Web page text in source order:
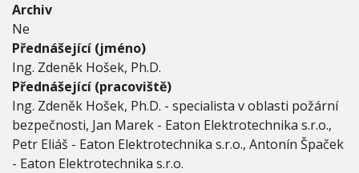
e
h
l
i
v
á
F
V
E
Archiv
Ne
Přednášející (jméno)
Ing. Zdeněk Hošek, Ph.D.
Přednášející (pracoviště)
Ing. Zdeněk Hošek, Ph.D. - specialista v oblasti požární
bezpečnosti, Jan Marek - Eaton Elektrotechnika s.r.o.,
Petr Eliáš - Eaton Elektrotechnika s.r.o., Antonín Špaček
- Eaton Elektrotechnika s.r.o.